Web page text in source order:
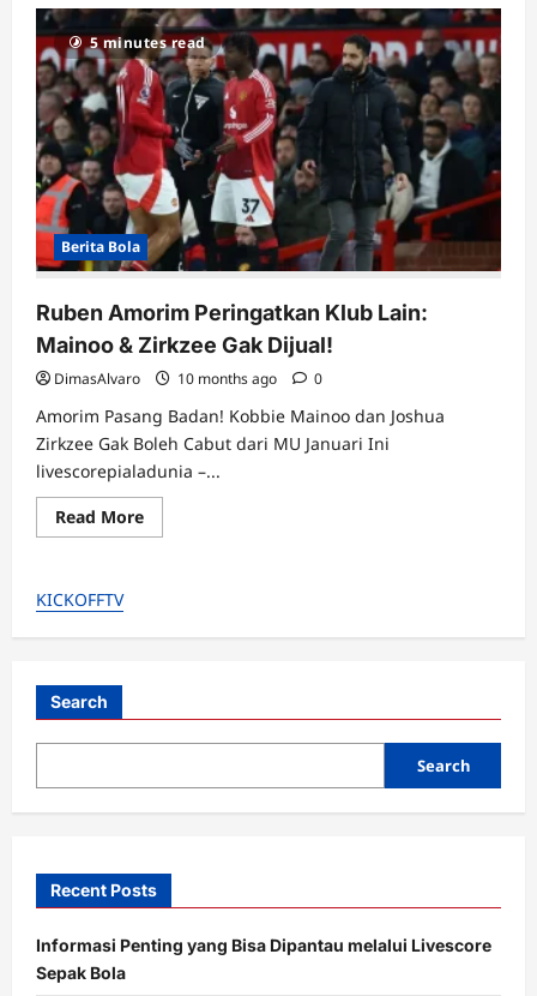
Fans
MU
Siap-
Siap
Patah
Hati!
Kobbie
Mainoo
Dilepas
ke
Napoli
Januari
Ini?
5 minutes read
Berita Bola
Ruben Amorim Peringatkan Klub Lain:
Mainoo & Zirkzee Gak Dijual!
DimasAlvaro 10 months ago 0
Amorim Pasang Badan! Kobbie Mainoo dan Joshua
Zirkzee Gak Boleh Cabut dari MU Januari Ini
livescorepialadunia –...
Read MoreRead
more
Lain:
Dijual!
KICKOFFTV
Search
Search
Recent Posts
Informasi Penting yang Bisa Dipantau melalui Livescore
Sepak Bola